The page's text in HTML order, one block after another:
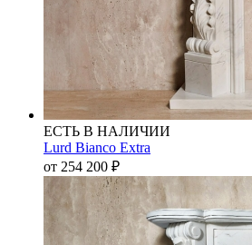
ЕСТЬ В НАЛИЧИИ
Lurd Bianco Extra
от 254 200 ₽